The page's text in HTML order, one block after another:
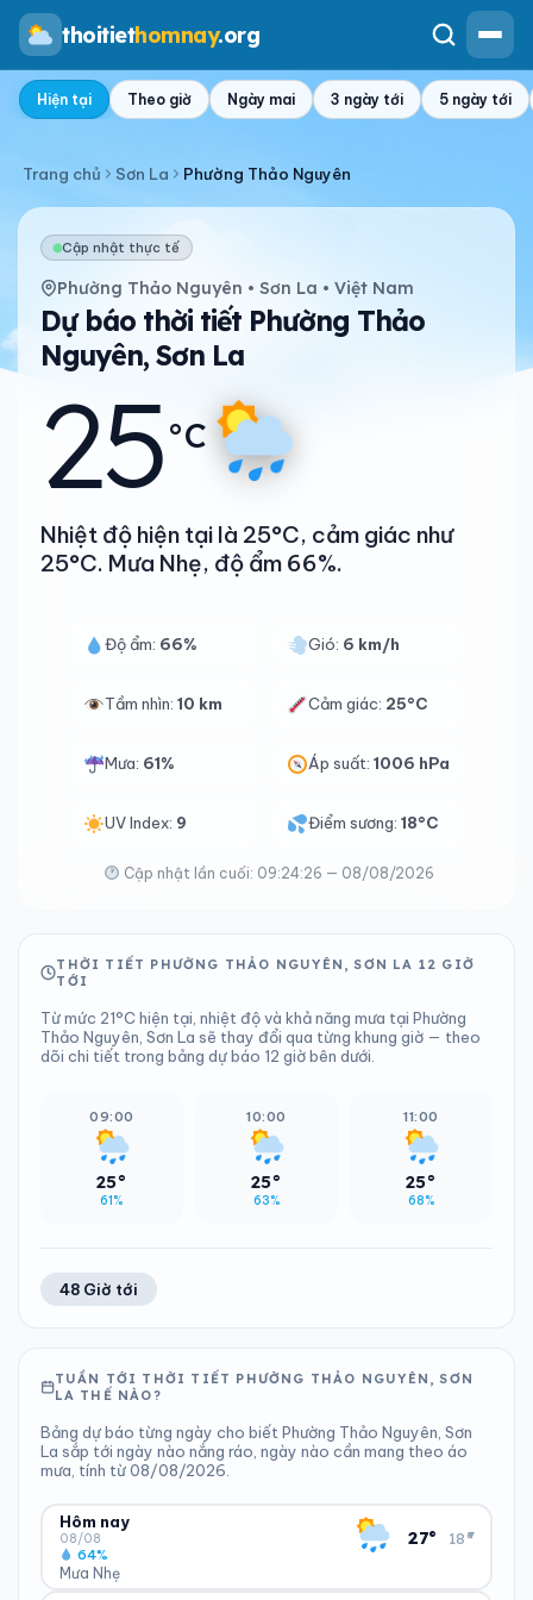
thoitiethomnay.org
Hiện tại Theo giờ Ngày mai 3 ngày tới 5 ngày tới
Trang chủ Sơn La Phường Thảo Nguyên
Cập nhật thực tế
Phường Thảo Nguyên • Sơn La • Việt Nam
Dự báo thời tiết Phường Thảo
Nguyên, Sơn La
25°C
Nhiệt độ hiện tại là 25°C, cảm giác như
25°C. Mưa Nhẹ, độ ẩm 66%.
Độ ẩm: 66% Gió: 6 km/h
Tầm nhìn: 10 km Cảm giác: 25°C
Mưa: 61% Áp suất:1006 hPa
UV Index: 9 Điểm sương:18°C
Cập nhật lần cuối: 09:24:26 — 08/08/2026
THỜI TIẾT PHƯỜNG THẢO NGUYÊN, SƠN LA 12 GIỜ
TỚI
Từ mức 21°C hiện tại, nhiệt độ và khả năng mưa tại Phường
Thảo Nguyên, Sơn La sẽ thay đổi qua từng khung giờ — theo
dõi chi tiết trong bảng dự báo 12 giờ bên dưới.
09:00
25°
61%
10:00
25°
63%
11:00
25°
68%
48 Giờ tới
TUẦN TỚI THỜI TIẾT PHƯỜNG THẢO NGUYÊN, SƠN
LA THẾ NÀO?
Bảng dự báo từng ngày cho biết Phường Thảo Nguyên, Sơn
La sắp tới ngày nào nắng ráo, ngày nào cần mang theo áo
mưa, tính từ 08/08/2026.
Hôm nay
08/08
Mưa Nhẹ
64%
27° 18°
▾